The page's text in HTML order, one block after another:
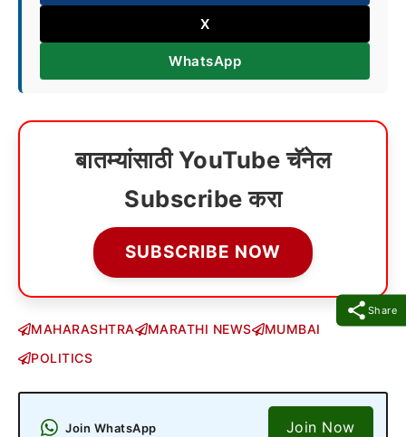
Share
X
WhatsApp
बातम्यांसाठी YouTube चॅनेल
Subscribe करा
SUBSCRIBE NOW
MAHARASHTRA MARATHI NEWS
MUMBAI
POLITICS
Join WhatsApp Join Now